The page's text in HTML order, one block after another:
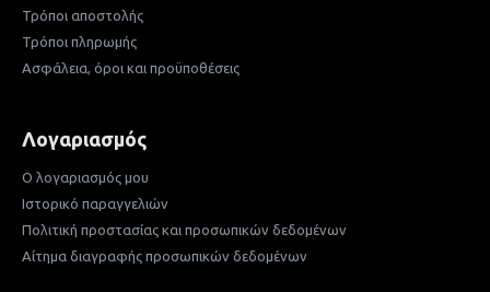
Τρόποι αποστολής
Τρόποι πληρωμής
Ασφάλεια, όροι και προϋποθέσεις
Λογαριασμός
Ο λογαριασμός μου
Ιστορικό παραγγελιών
Πολιτική προστασίας και προσωπικών δεδομένων
Αίτημα διαγραφής προσωπικών δεδομένων